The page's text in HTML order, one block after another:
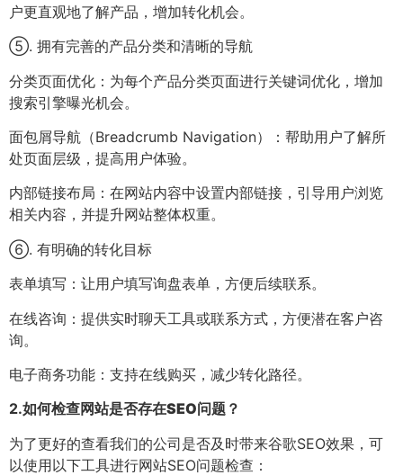
户更直观地了解产品，增加转化机会。
⑤. 拥有完善的产品分类和清晰的导航
分类页面优化：为每个产品分类页面进行关键词优化，增加
搜索引擎曝光机会。
面包屑导航（Breadcrumb Navigation）：帮助用户了解所
处页面层级，提高用户体验。
内部链接布局：在网站内容中设置内部链接，引导用户浏览
相关内容，并提升网站整体权重。
⑥. 有明确的转化目标
表单填写：让用户填写询盘表单，方便后续联系。
在线咨询：提供实时聊天工具或联系方式，方便潜在客户咨
询。
电子商务功能：支持在线购买，减少转化路径。
2.如何检查网站是否存在SEO问题？
为了更好的查看我们的公司是否及时带来谷歌SEO效果，可
以使用以下工具进行网站SEO问题检查：